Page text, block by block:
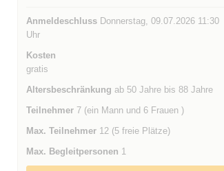
AnmeldeschlussDonnerstag, 09.07.2026 11:30
Uhr
Kosten
gratis
Altersbeschränkung ab 50 Jahre bis 88 Jahre
Teilnehmer7 (ein Mann und 6 Frauen )
Max. Teilnehmer12 (5 freie Plätze)
Max. Begleitpersonen 1